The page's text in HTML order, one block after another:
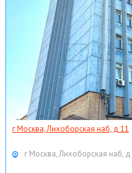
г Москва, Лихоборская наб, д 11
г Москва, Лихоборская наб,